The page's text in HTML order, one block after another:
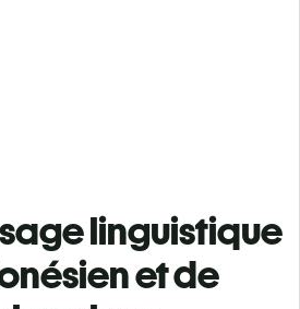
linguistique
et de